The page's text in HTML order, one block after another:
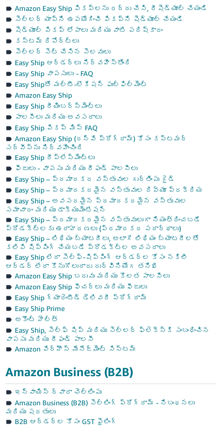
Amazon Easy Ship పికప్‌లను రద్దు చేసి, రీషెడ్యూల్ చేయండి
సెల్లర్ యాప్‌‌ని ఉపయోగించి పికప్‌ని షెడ్యూల్ చేయండి
షెడ్యూల్ పికప్ లోపాలు మరియు వాటి పరిష్కారం
కస్టమ్ రిపోర్ట్‌లు
సెల్లర్ సెట్ చేసిన సెలవులు
Easy Ship ఆర్డర్‌లు నిర్వహిస్తోంది
Easy Ship వాపసులు - FAQ
Easy Shipతో మల్టీ-లొకేషన్ ఫుల్‌ఫిల్‌మెంట్
Amazon Easy Ship
Easy Ship రీయింబర్స్‌మెంట్‌లు
పాలసీలు మరియు అవసరాలు
Easy Ship పికప్ మిస్ FAQ
Amazon Easy Ship (రన్‌వే ప్రోగ్రామ్) కోసం కస్టమర్
సర్వీస్‌ను నిర్వహించింది
Easy Ship రీప్లేస్‌మెంట్‌లు
ఫీజులు - వాపసు మరియు రీఫండ్ పాలసీలు
Easy Ship – ప్రమాదకర వస్తువుల గుర్తింపు గైడ్
Easy Ship – ప్రమాదకరమైన వస్తువుల రివ్యూ ప్రక్రియ
Easy Ship – అవసరమైన ప్రమాదకరమైన వస్తువుల
సమాచారం మరియు డాక్యుమెంటేషన్
Easy Ship – ప్రమాదకరమైన వస్తువులుగా నియంత్రించబడే
ప్రోడక్ట్‌లకు ఉదాహరణలు (ప్రమాదకర పదార్థాలు)
Easy Ship – లిథియం బ్యాటరీలు, అలాగే లిథియం బ్యాటరీలతో
కలిపి షిప్పింగ్ చేయబడే ప్రోడక్ట్‌ల అవసరాలు
Easy Ship లేదా సెల్ఫ్-షిప్పింగ్ ఆర్డర్‌ల కోసం నకిలీ
ఆర్డర్ లేదా కొనుగోలుదారు దుర్వినియోగ తనిఖీ
Amazon Easy Ship బరువు మరియు కొలత పాలసీలు
Amazon Easy Ship ఫీచర్‌లు మరియు ఫీజులు
Easy Ship గ్యారెంటీడ్ డెలివరీ ప్రోగ్రామ్
Easy Ship Prime
అకౌంట్ హెల్త్
Easy Ship, సెల్ఫ్ షిప్ మరియు సెల్లర్ ఫ్లెక్స్‌కి సంబంధించిన
వాపసు మరియు రీఫండ్ పాలసీ
Amazon వేర్‌హౌస్ మేనేజ్‌మెంట్ సిస్టమ్
Amazon Business (B2B)
ఇన్‌వాయిస్ ద్వారా చెల్లింపు
Amazon Business (B2B) సెల్లింగ్ ప్రోగ్రామ్ - నిబంధనలు
మరియు షరతులు
B2B ఆర్డర్‌ల కోసం GST ఫైలింగ్‌